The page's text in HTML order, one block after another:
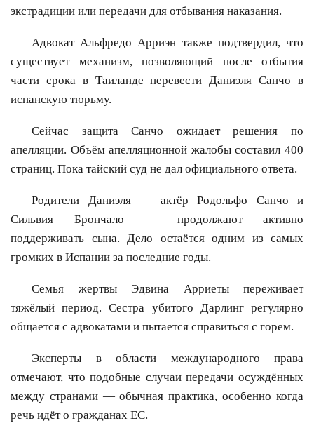
экстрадиции или передачи для отбывания наказания.
Адвокат Альфредо Арриэн также подтвердил, что
существует механизм, позволяющий после отбытия
части срока в Таиланде перевести Даниэля Санчо в
испанскую тюрьму.
Сейчас защита Санчо ожидает решения по
апелляции. Объём апелляционной жалобы составил 400
страниц. Пока тайский суд не дал официального ответа.
Родители Даниэля — актёр Родольфо Санчо и
Сильвия Брончало — продолжают активно
поддерживать сына. Дело остаётся одним из самых
громких в Испании за последние годы.
Семья жертвы Эдвина Арриеты переживает
тяжёлый период. Сестра убитого Дарлинг регулярно
общается с адвокатами и пытается справиться с горем.
Эксперты в области международного права
отмечают, что подобные случаи передачи осуждённых
между странами — обычная практика, особенно когда
речь идёт о гражданах ЕС.